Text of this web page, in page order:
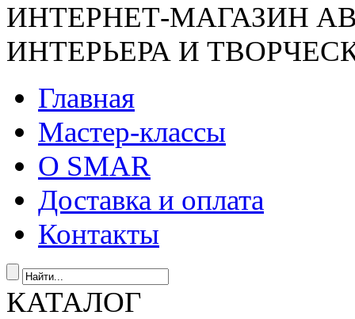
ИНТЕРНЕТ-МАГАЗИН
ИНТЕРЬЕРА И
Главная
Мастер-классы
О SMAR
Доставка и оплата
Контакты
КАТАЛОГ